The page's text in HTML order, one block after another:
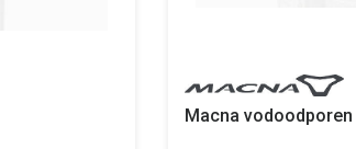
Macna